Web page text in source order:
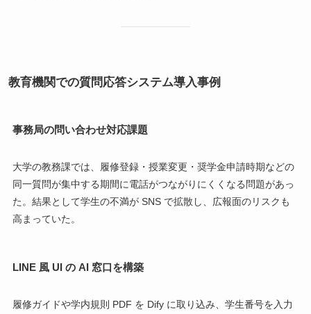
教育機関での質問応答システム導入事例
事務局の問い合わせ対応課題
大学の教務課では、履修登録・授業変更・奨学金申請時期などの
同一質問が集中する期間に電話がつながりにくくなる問題があっ
た。結果として学生の不満が SNS で拡散し、広報面のリスクも
高まっていた。
LINE 風 UI の AI 窓口を構築
履修ガイドや学内規則 PDF を Dify に取り込み、学生番号を入力